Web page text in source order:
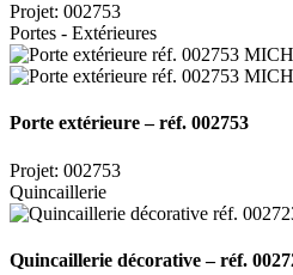
Projet: 002753
Portes - Extérieures
Porte extérieure – réf. 002753
Projet: 002753
Quincaillerie
Quincaillerie décorative – réf.